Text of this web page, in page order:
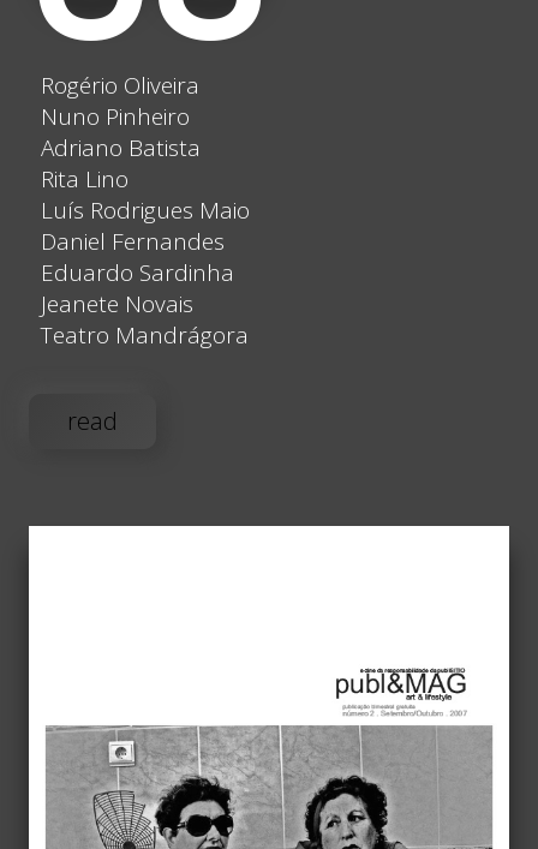
Rogério Oliveira
Nuno Pinheiro
Adriano Batista
Rita Lino
Luís Rodrigues Maio
Daniel Fernandes
Eduardo Sardinha
Jeanete Novais
Teatro Mandrágora
read